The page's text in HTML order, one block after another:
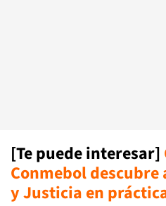
[Te puede interesar]
Conmebol descubre
y Justicia en